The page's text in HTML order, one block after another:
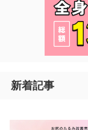
新着記事